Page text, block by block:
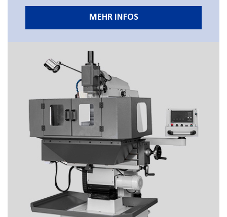
MEHR INFOS